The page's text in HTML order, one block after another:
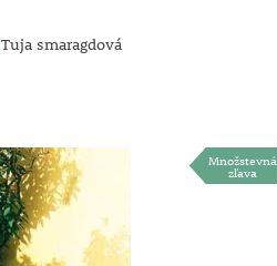
Tuja smaragdová
Množstevná
zľava